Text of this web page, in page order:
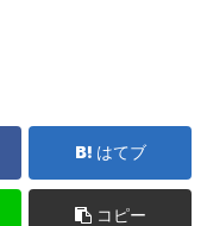
はてブ
コピー